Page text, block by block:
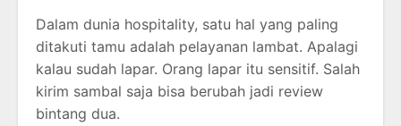
Dalam dunia hospitality, satu hal yang paling
ditakuti tamu adalah pelayanan lambat. Apalagi
kalau sudah lapar. Orang lapar itu sensitif. Salah
kirim sambal saja bisa berubah jadi review
bintang dua.